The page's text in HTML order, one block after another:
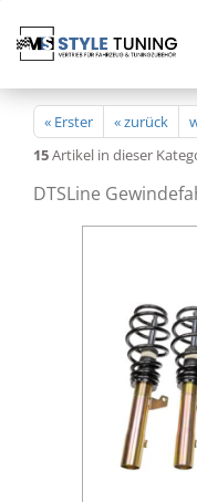
« Erster « zurück
15Artikel in dieser
DTSLine